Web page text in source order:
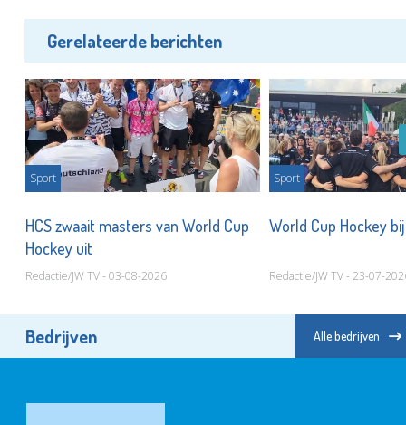
Gerelateerde berichten
Sport
HCS zwaait masters van World Cup
Hockey uit
Redactie/JW TV - 03-08-2026
Sport
World Cup Hockey
Redactie/JW TV - 23-07-
Bedrijven Alle bedrijven